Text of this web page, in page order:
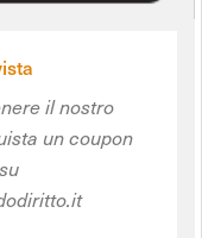
il nostro
un coupon